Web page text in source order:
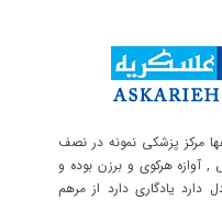
مرکز پزشکی نمونه در نصف
هرکوی و برزن بوده و
یادگاری دارد از مرهم